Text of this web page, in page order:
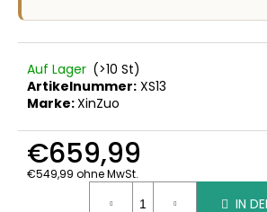
Auf Lager (>10 St)
Artikelnummer: XS13
Marke:XinZuo
€659,99
€549,99 ohne MwSt.
IN